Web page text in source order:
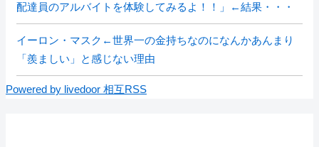
配達員のアルバイトを体験してみるよ！！」←結果・・・
イーロン・マスク←世界一の金持ちなのになんかあんまり
「羨ましい」と感じない理由
Powered by livedoor 相互RSS